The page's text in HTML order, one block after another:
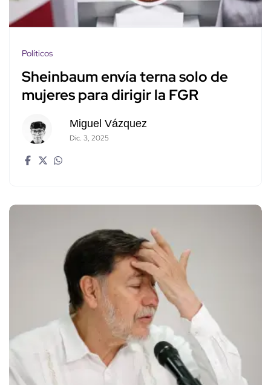
Políticos
Sheinbaum envía terna solo de
mujeres para dirigir la FGR
Miguel Vázquez
Dic. 3, 2025